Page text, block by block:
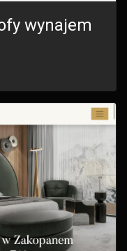
wynajem